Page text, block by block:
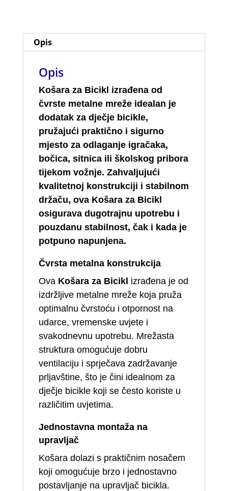
Opis
Opis
Košara za Bicikl izrađena od
čvrste metalne mreže idealan je
dodatak za dječje bicikle,
pružajući praktično i sigurno
mjesto za odlaganje igračaka,
bočica, sitnica ili školskog pribora
tijekom vožnje. Zahvaljujući
kvalitetnoj konstrukciji i stabilnom
držaču, ova Košara za Bicikl
osigurava dugotrajnu upotrebu i
pouzdanu stabilnost, čak i kada je
potpuno napunjena.
Čvrsta metalna konstrukcija
Ova Košara za Bicikl izrađena je od
izdržljive metalne mreže koja pruža
optimalnu čvrstoću i otpornost na
udarce, vremenske uvjete i
svakodnevnu upotrebu. Mrežasta
struktura omogućuje dobru
ventilaciju i sprječava zadržavanje
prljavštine, što je čini idealnom za
dječje bicikle koji se često koriste u
različitim uvjetima.
Jednostavna montaža na
upravljač
Košara dolazi s praktičnim nosačem
koji omogućuje brzo i jednostavno
postavljanje na upravljač bicikla.